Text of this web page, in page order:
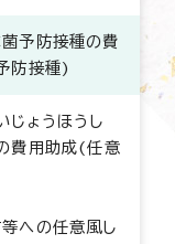
予防接種の費
防接種)
じょうほうし
費用助成(任意
への任意風し